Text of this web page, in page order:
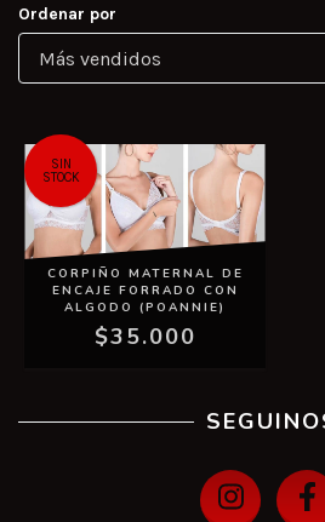
Ordenar por
SIN
STOCK
CORPIÑO MATERNAL DE
ENCAJE FORRADO CON
ALGODO (POANNIE)
$35.000